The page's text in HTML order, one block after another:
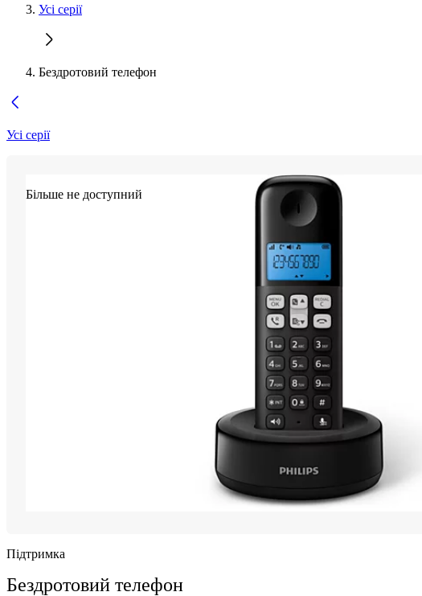
Усі серії
Бездротовий телефон
Усі серії
Більше не доступний
Підтримка
Бездротовий телефон